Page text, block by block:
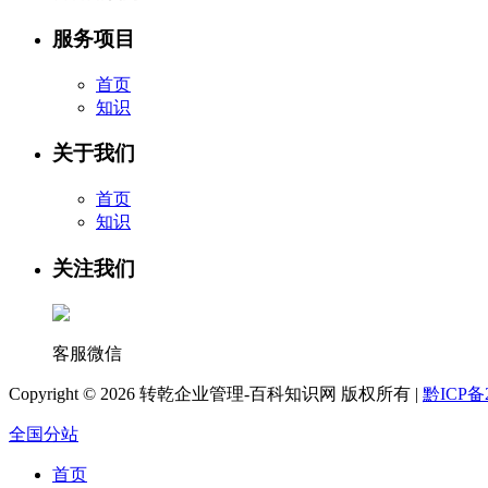
服务项目
首页
知识
关于我们
首页
知识
关注我们
客服微信
Copyright © 2026 转乾企业管理-百科知识网 版权所有 | 黔ICP备
全国分站
首页